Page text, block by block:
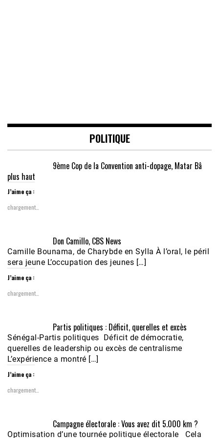
POLITIQUE
9ème Cop de la Convention anti-dopage, Matar Bâ
plus haut
J’aime ça :
chargement…
Don Camillo, CBS News
Camille Bounama, de Charybde en Sylla À l’oral, le péril
sera jeune L’occupation des jeunes […]
J’aime ça :
chargement…
Partis politiques : Déficit, querelles et excès
Sénégal-Partis politiques Déficit de démocratie,
querelles de leadership ou excès de centralisme
L’expérience a montré […]
J’aime ça :
chargement…
Campagne électorale : Vous avez dit 5.000 km ?
Optimisation d’une tournée politique électorale Cela